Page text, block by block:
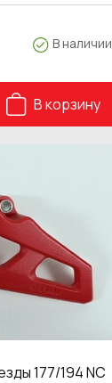
В наличии
В корзину
177/194 NC